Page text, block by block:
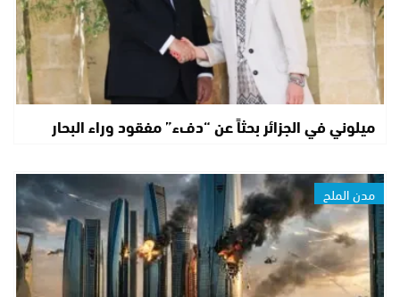
ميلوني في الجزائر بحثاً عن “دفء” مفقود وراء البحار
مدن الملح